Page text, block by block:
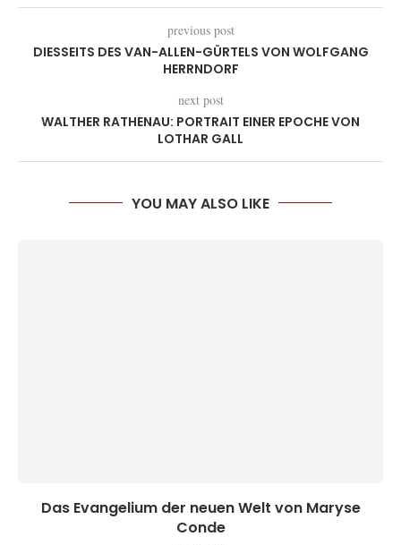
previous post
DIESSEITS DES VAN-ALLEN-GÜRTELS VON WOLFGANG
HERRNDORF
next post
WALTHER RATHENAU: PORTRAIT EINER EPOCHE VON
LOTHAR GALL
YOU MAY ALSO LIKE
Das Evangelium der neuen Welt von Maryse
Conde